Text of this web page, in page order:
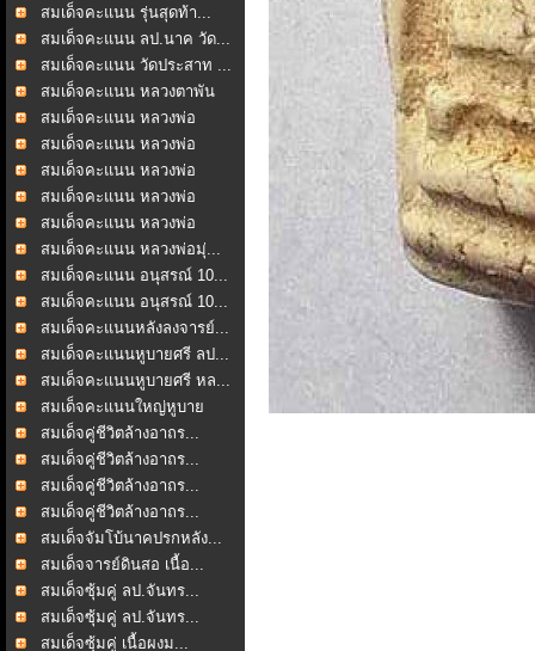
สมเด็จคะแนน รุ่นสุดท้า...
สมเด็จคะแนน ลป.นาค วัด...
สมเด็จคะแนน วัดประสาท ...
สมเด็จคะแนน หลวงตาพัน
...
สมเด็จคะแนน หลวงพ่อ
ชาญ...สมเด็จคะแนน หลวงพ่อ
ชาญ...สมเด็จคะแนน หลวงพ่อ
ชาญ...สมเด็จคะแนน หลวงพ่อ
ชาญ...สมเด็จคะแนน หลวงพ่อ
ชาญ...สมเด็จคะแนน หลวงพ่อมุ่...
สมเด็จคะแนน อนุสรณ์ 10...
สมเด็จคะแนน อนุสรณ์ 10...
สมเด็จคะแนนหลังลงจารย์...
สมเด็จคะแนนหูบายศรี ลป...
สมเด็จคะแนนหูบายศรี หล...
สมเด็จคะแนนใหญ่หูบาย
ศร...
สมเด็จคู่ชีวิตล้างอาถร...
สมเด็จคู่ชีวิตล้างอาถร...
สมเด็จคู่ชีวิตล้างอาถร...
สมเด็จคู่ชีวิตล้างอาถร...
สมเด็จจัมโบ้นาคปรกหลัง...
สมเด็จจารย์ดินสอ เนื้อ...
สมเด็จซุ้มคู่ ลป.จันทร...
สมเด็จซุ้มคู่ ลป.จันทร...
สมเด็จซุ้มคู่ เนื้อผงม...